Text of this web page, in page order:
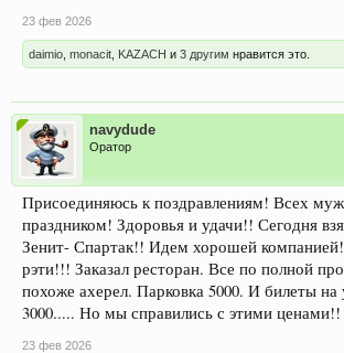
23 фев 2026
daimio monacit KAZACH и 3 другим нравится это.
navydude
Оратор
Присоединяюсь к поздравлениям! Всех
праздником! Здоровья и удачи!! Сегодня
Зенит- Спартак!! Идем хорошей
рэти!!! Заказал ресторан. Все по полной
похоже ахерел. Парковка 5000. И билеты на
3000..... Но мы справились с этими ценами!!
23 фев 2026